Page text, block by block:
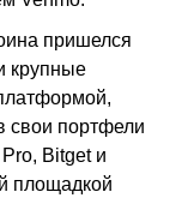
пришелся
крупные
свои портфели
Bitget и
площадкой